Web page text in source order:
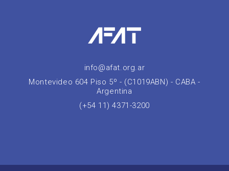
info@afat.org.ar
Montevideo 604 Piso 5º - (C1019ABN) - CABA -
Argentina
(+54 11) 4371-3200